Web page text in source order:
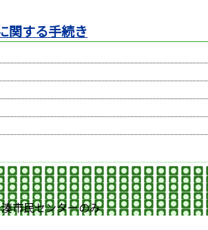
関する手続き
市民センターのみ